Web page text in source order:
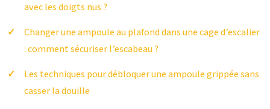
avec les doigts nus ?
Changer une ampoule au plafond dans une cage d’escalier
: comment sécuriser l’escabeau ?
Les techniques pour débloquer une ampoule grippée sans
casser la douille